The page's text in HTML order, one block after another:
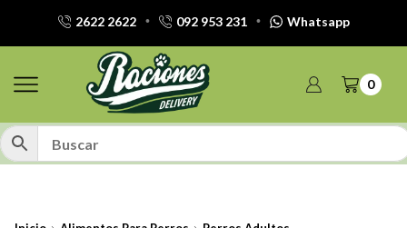
2622 2622 092 953 231 Whatsapp
0